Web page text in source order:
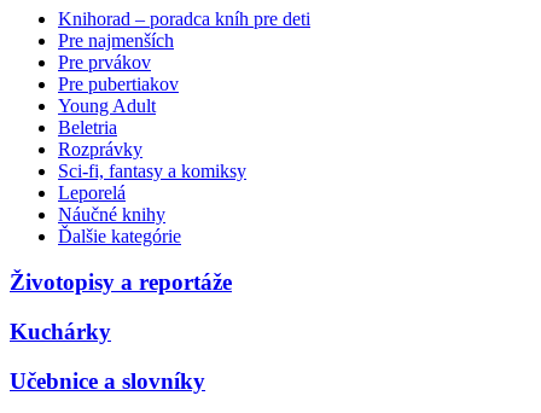
Knihorad – poradca kníh pre deti
Pre najmenších
Pre prvákov
Pre pubertiakov
Young Adult
Beletria
Rozprávky
Sci-fi, fantasy a komiksy
Leporelá
Náučné knihy
Ďalšie kategórie
Životopisy a reportáže
Kuchárky
Učebnice a slovníky